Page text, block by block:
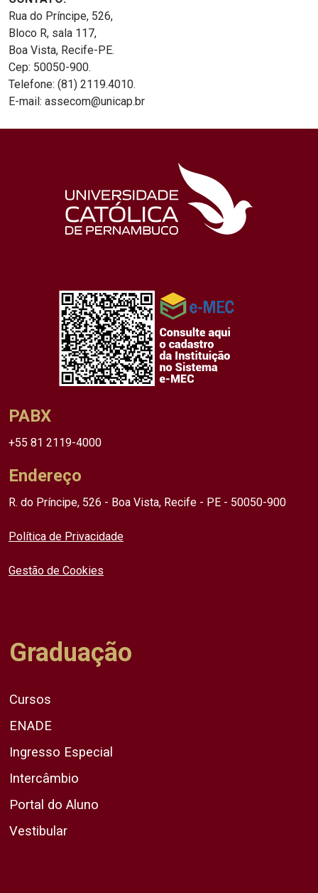
Rua do Príncipe, 526,
Bloco R, sala 117,
Boa Vista, Recife-PE.
Cep: 50050-900.
Telefone: (81) 2119.4010.
E-mail: assecom@unicap.br
PABX
+55 81 2119-4000
Endereço
R. do Príncipe, 526 - Boa Vista, Recife - PE - 50050-900
Política de Privacidade
Gestão de Cookies
Graduação
Cursos
ENADE
Ingresso Especial
Intercâmbio
Portal do Aluno
Vestibular